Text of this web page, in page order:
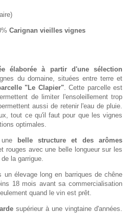
Carignan vieilles vignes
élaborée à partir d'une sélection
du domaine, situées entre terre et
"Le Clapier". Cette parcelle est
de limiter l'ensoleillement trop
aussi de retenir l'eau de pluie.
tout ce qu'il faut pour que les vignes
optimales.
belle structure et des arômes
rouges avec une belle longueur sur les
la garrigue.
un élevage long en barriques de chêne
18 mois avant sa commercialisation
quand le vin est prêt.
supérieur à une vingtaine d'années.